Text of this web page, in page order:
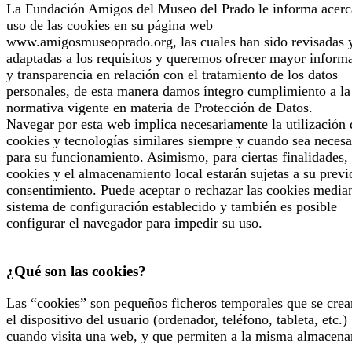
La Fundación Amigos del Museo del Prado le informa
uso de las cookies en su página web
www.amigosmuseoprado.org, las cuales han sido revisadas
adaptadas a los requisitos y queremos ofrecer mayor
y transparencia en relación con el tratamiento de los datos
personales, de esta manera damos íntegro cumplimiento a la
normativa vigente en materia de Protección de Datos.
Navegar por esta web implica necesariamente la utilización
cookies y tecnologías similares siempre y cuando sea
para su funcionamiento. Asimismo, para ciertas finalidades,
cookies y el almacenamiento local estarán sujetas a su
consentimiento. Puede aceptar o rechazar las cookies
sistema de configuración establecido y también es posible
configurar el navegador para impedir su uso.
¿Qué son las cookies?
Las “cookies” son pequeños ficheros temporales que se
el dispositivo del usuario (ordenador, teléfono, tableta, etc.)
cuando visita una web, y que permiten a la misma